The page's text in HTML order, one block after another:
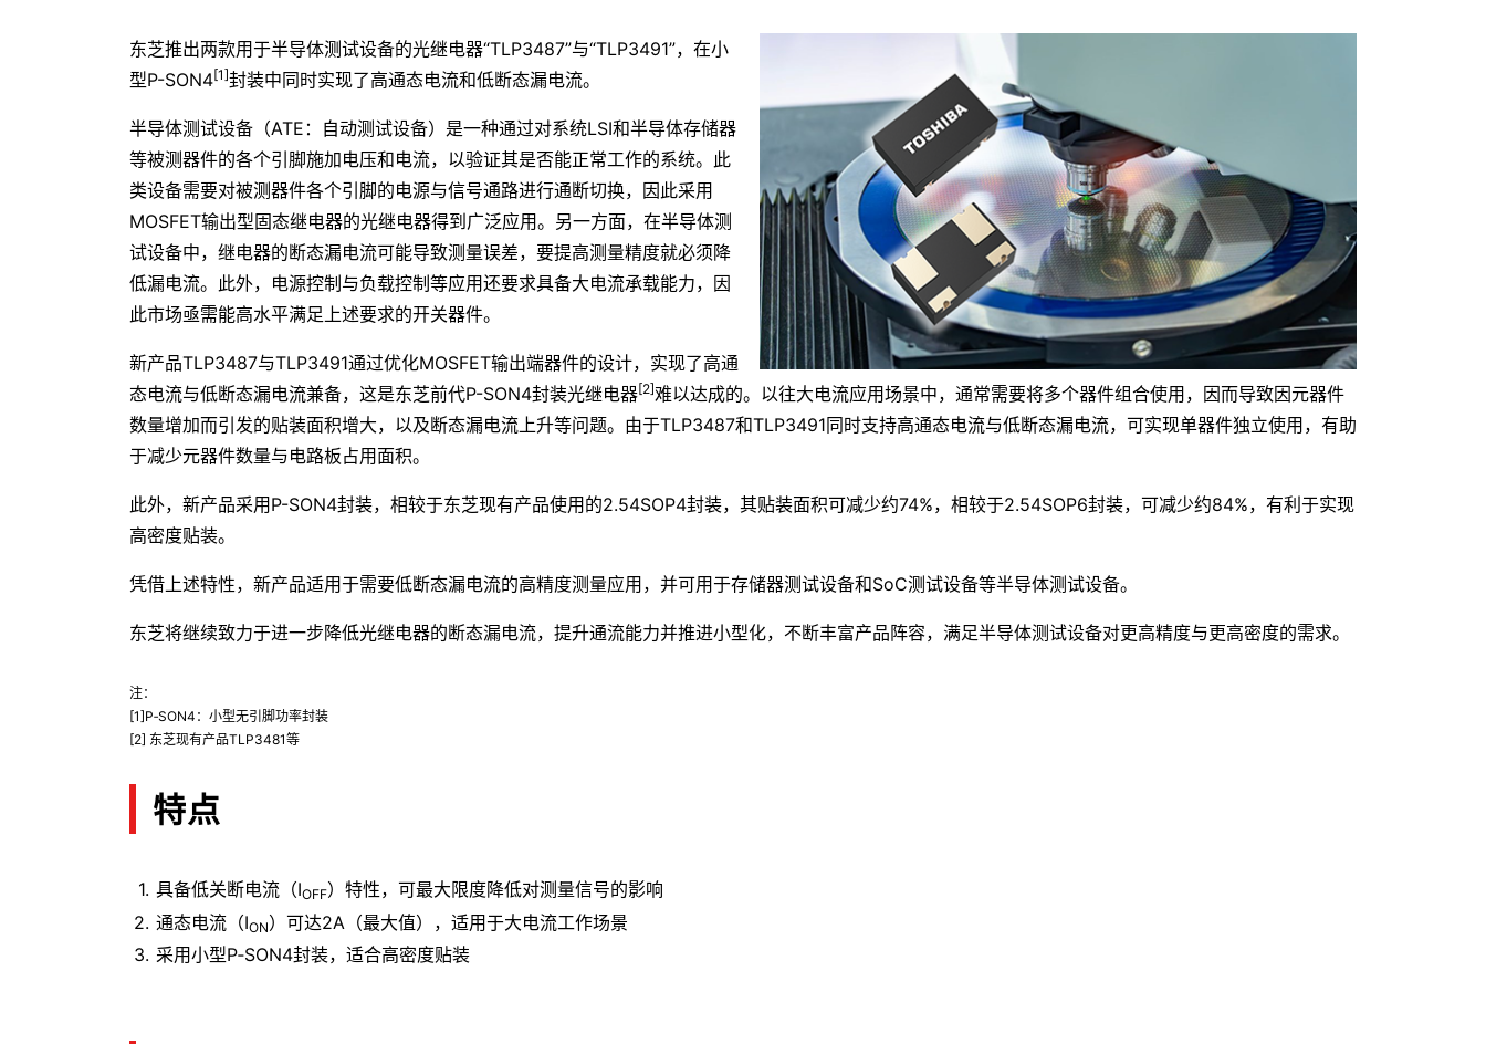
东芝推出两款用于半导体测试设备的光继电器“TLP3487”与“TLP3491”，在小
型P-SON4[1]封装中同时实现了高通态电流和低断态漏电流。
半导体测试设备（ATE：自动测试设备）是一种通过对系统LSI和半导体存储器
等被测器件的各个引脚施加电压和电流，以验证其是否能正常工作的系统。此
类设备需要对被测器件各个引脚的电源与信号通路进行通断切换，因此采用
MOSFET输出型固态继电器的光继电器得到广泛应用。另一方面，在半导体测
试设备中，继电器的断态漏电流可能导致测量误差，要提高测量精度就必须降
低漏电流。此外，电源控制与负载控制等应用还要求具备大电流承载能力，因
此市场亟需能高水平满足上述要求的开关器件。
新产品TLP3487与TLP3491通过优化MOSFET输出端器件的设计，实现了高通
态电流与低断态漏电流兼备，这是东芝前代P-SON4封装光继电器[2]难以达成的。以往大电流应用场景中，通常需要将多个器件组合使用，因而导致因元器件
数量增加而引发的贴装面积增大，以及断态漏电流上升等问题。由于TLP3487和TLP3491同时支持高通态电流与低断态漏电流，可实现单器件独立使用，有助
于减少元器件数量与电路板占用面积。
此外，新产品采用P-SON4封装，相较于东芝现有产品使用的2.54SOP4封装，其贴装面积可减少约74%，相较于2.54SOP6封装，可减少约84%，有利于实现
高密度贴装。
凭借上述特性，新产品适用于需要低断态漏电流的高精度测量应用，并可用于存储器测试设备和SoC测试设备等半导体测试设备。
东芝将继续致力于进一步降低光继电器的断态漏电流，提升通流能力并推进小型化，不断丰富产品阵容，满足半导体测试设备对更高精度与更高密度的需求。
注：
[1]P‑SON4：小型无引脚功率封装
[2] 东芝现有产品TLP3481等
特点
具备低关断电流（IOFF）特性，可最大限度降低对测量信号的影响
通态电流（ION）可达2A（最大值），适用于大电流工作场景
采用小型P‑SON4封装，适合高密度贴装